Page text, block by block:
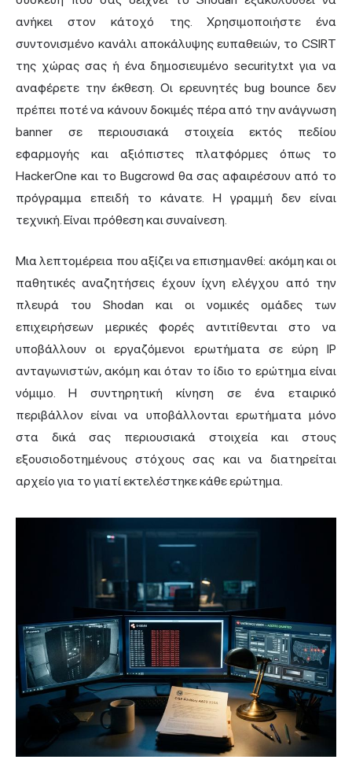
ανήκει στον κάτοχό της. Χρησιμοποιήστε ένα
συντονισμένο κανάλι αποκάλυψης ευπαθειών, το CSIRT
της χώρας σας ή ένα δημοσιευμένο security.txt για να
αναφέρετε την έκθεση. Οι ερευνητές bug bounce δεν
πρέπει ποτέ να κάνουν δοκιμές πέρα από την ανάγνωση
banner σε περιουσιακά στοιχεία εκτός πεδίου
εφαρμογής και αξιόπιστες πλατφόρμες όπως το
HackerOne και το Bugcrowd θα σας αφαιρέσουν από το
πρόγραμμα επειδή το κάνατε. Η γραμμή δεν είναι
τεχνική. Είναι πρόθεση και συναίνεση.
Μια λεπτομέρεια που αξίζει να επισημανθεί: ακόμη και οι
παθητικές αναζητήσεις έχουν ίχνη ελέγχου από την
πλευρά του Shodan και οι νομικές ομάδες των
επιχειρήσεων μερικές φορές αντιτίθενται στο να
υποβάλλουν οι εργαζόμενοι ερωτήματα σε εύρη IP
ανταγωνιστών, ακόμη και όταν το ίδιο το ερώτημα είναι
νόμιμο. Η συντηρητική κίνηση σε ένα εταιρικό
περιβάλλον είναι να υποβάλλονται ερωτήματα μόνο
στα δικά σας περιουσιακά στοιχεία και στους
εξουσιοδοτημένους στόχους σας και να διατηρείται
αρχείο για το γιατί εκτελέστηκε κάθε ερώτημα.